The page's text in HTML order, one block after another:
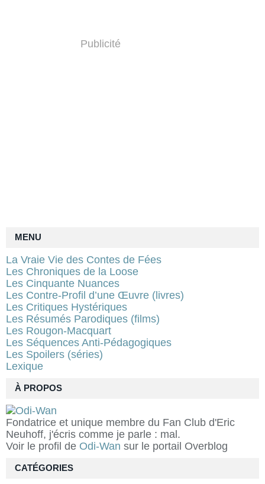
À PROPOS
Fondatrice et unique membre du Fan Club d'Eric
Neuhoff, j'écris comme je parle : mal.
Voir le profil de Odi-Wan sur le portail Overblog
Publicité
MENU
La Vraie Vie des Contes de Fées
Les Chroniques de la Loose
Les Cinquante Nuances
Les Contre-Profil d’une Œuvre (livres)
Les Critiques Hystériques
Les Résumés Parodiques (films)
Les Rougon-Macquart
Les Séquences Anti-Pédagogiques
Les Spoilers (séries)
Lexique
CATÉGORIES